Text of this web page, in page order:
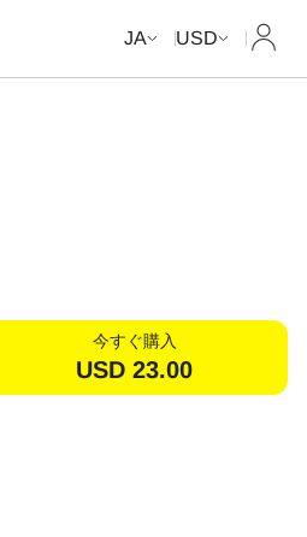
JA USD マイ
今すぐ購入
USD 23.00